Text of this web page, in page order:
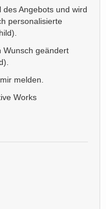
des Angebots und wird
personalisierte
Wunsch geändert
melden.
Works